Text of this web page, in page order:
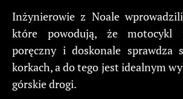
Inżynierowie z Noale
które powodują, że motocykl
poręczny i doskonale sprawdza
korkach, a do tego jest idealnym
górskie drogi.